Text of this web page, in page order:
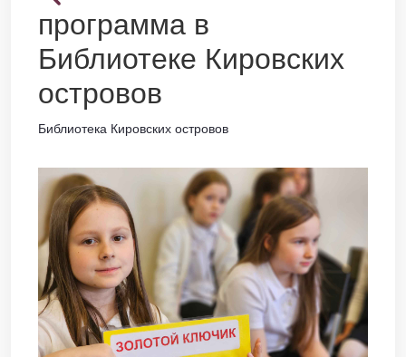
программа в
Библиотеке Кировских
островов
Библиотека Кировских островов